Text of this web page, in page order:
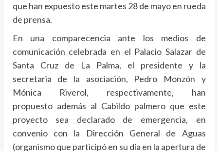
que han expuesto este martes 28 de mayo en rueda
de prensa.
En una comparecencia ante los medios de
comunicación celebrada en el Palacio Salazar de
Santa Cruz de La Palma, el presidente y la
secretaria de la asociación, Pedro Monzón y
Mónica Riverol, respectivamente, han
propuesto además al Cabildo palmero que este
proyecto sea declarado de emergencia, en
convenio con la Dirección General de Aguas
(organismo que participó en su día en la apertura de